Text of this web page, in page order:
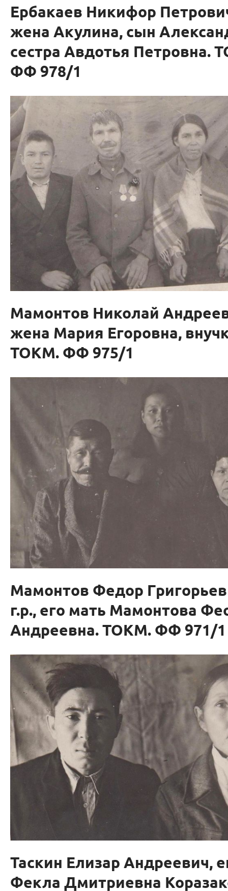
Ербакаев Никифор
жена Акулина, сын
сестра Авдотья Петровна.
ФФ 978/1
Мамонтов Николай
жена Мария Егоровна,
ТОКМ. ФФ 975/1
Мамонтов Федор
г.р., его мать Мамонтова
Андреевна. ТОКМ. ФФ 971/1
Таскин Елизар Андреевич,
Фекла Дмитриевна